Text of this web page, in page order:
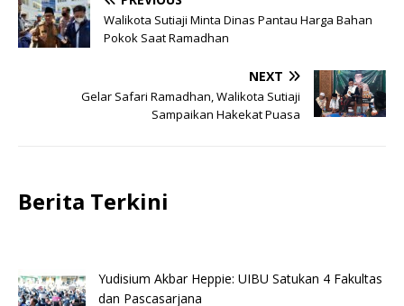
Walikota Sutiaji Minta Dinas Pantau Harga Bahan
Pokok Saat Ramadhan
NEXT
Gelar Safari Ramadhan, Walikota Sutiaji
Sampaikan Hakekat Puasa
Berita Terkini
Yudisium Akbar Heppie: UIBU Satukan 4 Fakultas
dan Pascasarjana